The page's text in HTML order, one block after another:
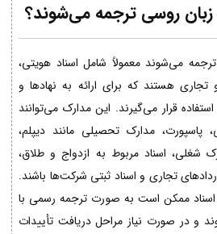
زبان روسی ترجمه می‌شوند؟
می‌شوند معمولاً شامل اسناد هویتی،
هستند که برای ارائه به نهادها و
قرار می‌گیرند. این مدارک می‌توانند
پاسپورت، مدارک تحصیلی مانند دیپلم،
شغلی، اسناد مربوط به ازدواج و طلاق،
تجاری و اسناد ثبتی شرکت‌ها باشند.
ممکن است به صورت ترجمه رسمی با
و در صورت نیاز مراحل دریافت تأییدات